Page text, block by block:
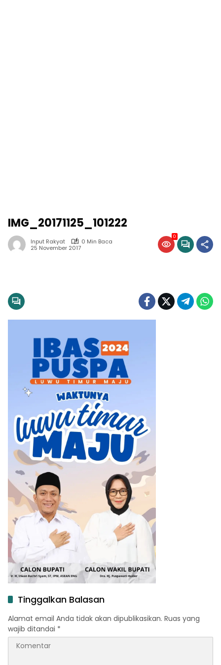
IMG_20171125_101222
Input Rakyat
0 Min Baca
25 November 2017
0
Tinggalkan Balasan
Alamat email Anda tidak akan dipublikasikan. Ruas yang
wajib ditandai *